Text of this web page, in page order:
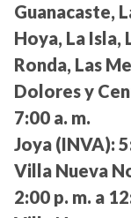
Guanacaste,
Hoya, La Isla,
Ronda, Las
Dolores y
7:00 a. m.
Joya (INVA):
Villa Nueva
2:00 p. m. a